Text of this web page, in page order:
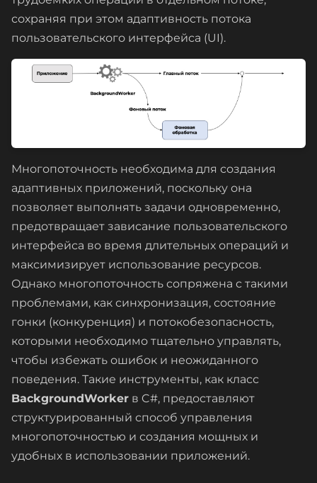
сохраняя при этом адаптивность потока
пользовательского интерфейса (UI).
Многопоточность необходима для создания
адаптивных приложений, поскольку она
позволяет выполнять задачи одновременно,
предотвращает зависание пользовательского
интерфейса во время длительных операций и
максимизирует использование ресурсов.
Однако многопоточность сопряжена с такими
проблемами, как синхронизация, состояние
гонки (конкуренция) и потокобезопасность,
которыми необходимо тщательно управлять,
чтобы избежать ошибок и неожиданного
поведения. Такие инструменты, как класс
BackgroundWorker в C#, предоставляют
структурированный способ управления
многопоточностью и создания мощных и
удобных в использовании приложений.